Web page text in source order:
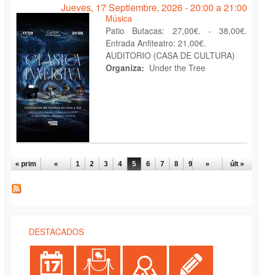
Jueves, 17 Septiembre, 2026 -20:00 a21:00
Música
Patio Butacas: 27,00€. - 38,00€.
Entrada Anfiteatro: 21,00€.
AUDITORIO (CASA DE CULTURA)
Organiza: Under the Tree
PÁGINAS
« prim « 1 2 3 4 5 6 7 8 9 » últ »
DESTACADOS